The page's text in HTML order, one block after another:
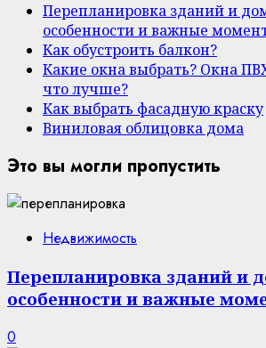
Перепланировка зданий и
особенности и важные
Как обустроить балкон?
Какие окна выбрать? Окна
что лучше?
Как выбрать фасадную краску
Виниловая облицовка дома
Это вы могли пропустить
Недвижимость
Перепланировка зданий и
особенности и важные
0